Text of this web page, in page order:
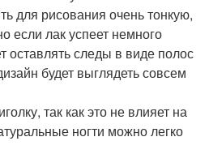
для рисования очень тонкую,
если лак успеет немного
оставлять следы в виде полос
будет выглядеть совсем
так как это не влияет на
ногти можно легко